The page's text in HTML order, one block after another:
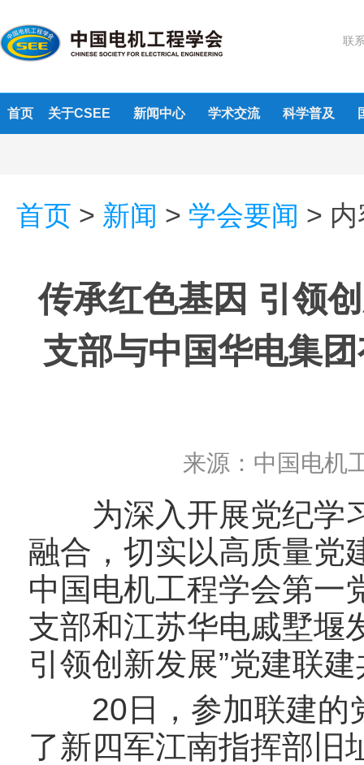
联
首页 关于CSEE 新闻中心 学术交流 科学普及
首页 > 新闻 > 学会要闻 >
传承红色基因 引领
支部与中国华电集
来源： 中国电机
为深入开展党纪学习
融合，切实以高质量党
中国电机工程学会第一
支部和江苏华电戚墅堰
引领创新发展”党建联
20日，参加联建的
了新四军江南指挥部旧